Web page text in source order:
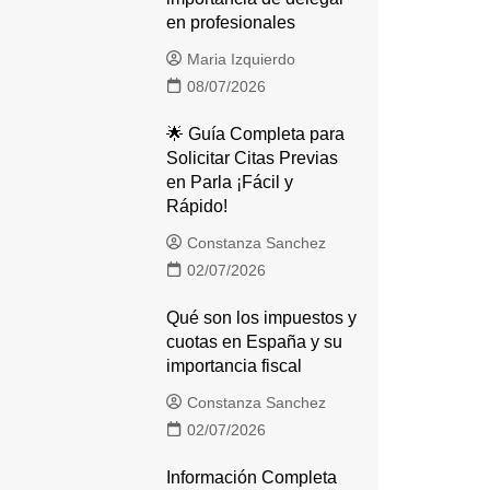
en profesionales
Maria Izquierdo
08/07/2026
🌟 Guía Completa para
Solicitar Citas Previas
en Parla ¡Fácil y
Rápido!
Constanza Sanchez
02/07/2026
Qué son los impuestos y
cuotas en España y su
importancia fiscal
Constanza Sanchez
02/07/2026
Información Completa